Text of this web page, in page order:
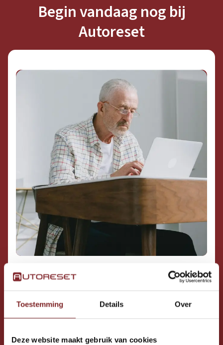
Toestemming Details Over
Deze website maakt gebruik van cookies
Begin vandaag nog bij
Autoreset
1. KIES JE EIGEN RITTEN